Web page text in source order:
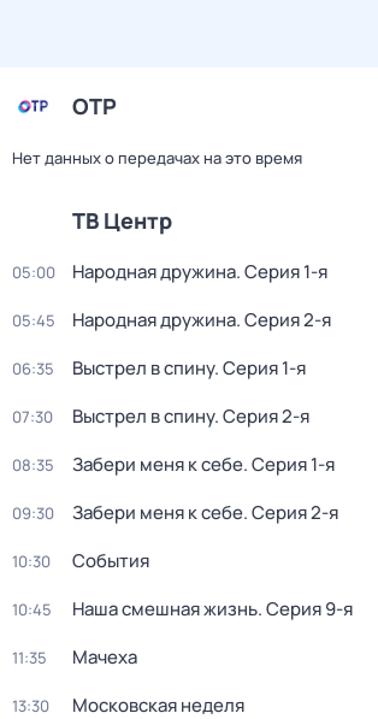
ОТР
Нет данных о передачах на это время
ТВ Центр
05:00 Народная дружина. Серия 1-я
05:45 Народная дружина. Серия 2-я
06:35 Выстрел в спину. Серия 1-я
07:30 Выстрел в спину. Серия 2-я
08:35 Забери меня к себе. Серия 1-я
09:30 Забери меня к себе. Серия 2-я
10:30 События
10:45 Наша смешная жизнь. Серия 9-я
11:35 Мачеха
13:30 Московская неделя